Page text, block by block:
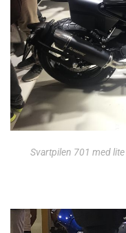
Svartpilen 701 med